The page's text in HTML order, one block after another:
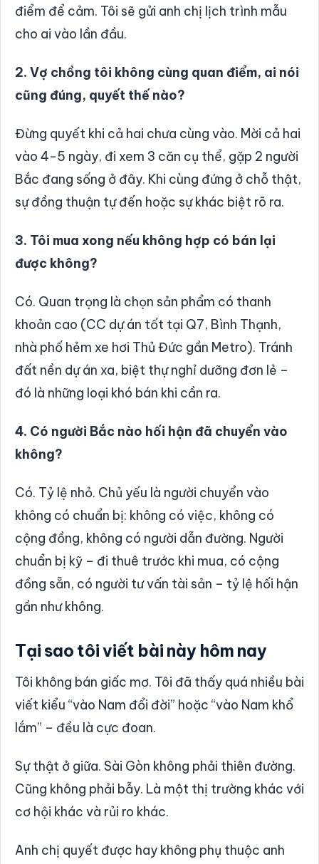
điểm để cảm. Tôi sẽ gửi anh chị lịch trình mẫu
cho ai vào lần đầu.
2. Vợ chồng tôi không cùng quan điểm, ai nói
cũng đúng, quyết thế nào?
Đừng quyết khi cả hai chưa cùng vào. Mời cả hai
vào 4-5 ngày, đi xem 3 căn cụ thể, gặp 2 người
Bắc đang sống ở đây. Khi cùng đứng ở chỗ thật,
sự đồng thuận tự đến hoặc sự khác biệt rõ ra.
3. Tôi mua xong nếu không hợp có bán lại
được không?
Có. Quan trọng là chọn sản phẩm có thanh
khoản cao (CC dự án tốt tại Q7, Bình Thạnh,
nhà phố hẻm xe hơi Thủ Đức gần Metro). Tránh
đất nền dự án xa, biệt thự nghỉ dưỡng đơn lẻ –
đó là những loại khó bán khi cần ra.
4. Có người Bắc nào hối hận đã chuyển vào
không?
Có. Tỷ lệ nhỏ. Chủ yếu là người chuyển vào
không có chuẩn bị: không có việc, không có
cộng đồng, không có người dẫn đường. Người
chuẩn bị kỹ – đi thuê trước khi mua, có cộng
đồng sẵn, có người tư vấn tài sản – tỷ lệ hối hận
gần như không.
Tại sao tôi viết bài này hôm nay
Tôi không bán giấc mơ. Tôi đã thấy quá nhiều bài
viết kiểu “vào Nam đổi đời” hoặc “vào Nam khổ
lắm” – đều là cực đoan.
Sự thật ở giữa. Sài Gòn không phải thiên đường.
Cũng không phải bẫy. Là một thị trường khác với
cơ hội khác và rủi ro khác.
Anh chị quyết được hay không phụ thuộc anh